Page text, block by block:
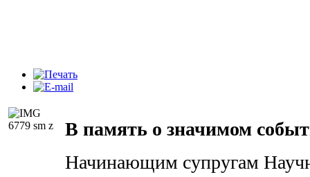
В память о значимом
Начинающим супругам